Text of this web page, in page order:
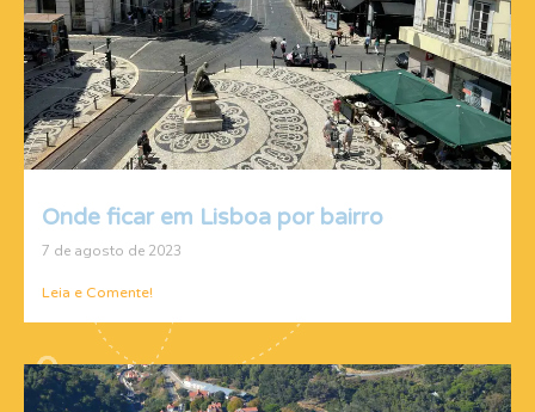
Onde ficar em Lisboa por bairro
7 de agosto de 2023
Leia e Comente!